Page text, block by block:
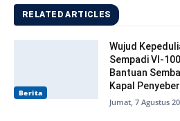
RELATED ARTICLES
Berita
Wujud
Sempadi VI-
Bantuan
Kapal
Jumat, 7 Agustus